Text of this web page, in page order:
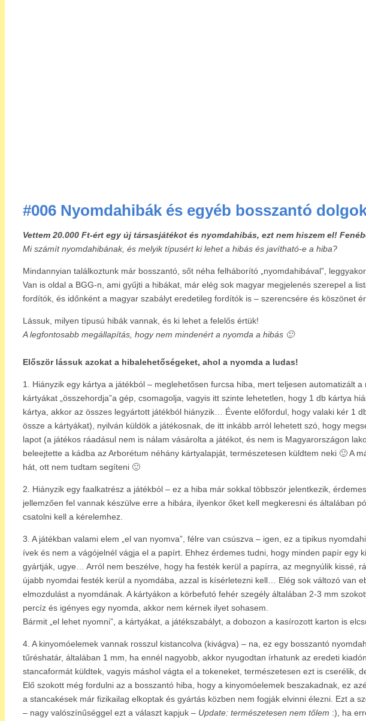
#006 Nyomdahibák és egyéb bosszantó
Vettem 20.000 Ft-ért egy új társasjátékot és nyomdahibás, ezt nem hiszem el!
Mi számít nyomdahibának, és melyik típusért ki lehet a hibás és javítható-e a hiba?
Mindannyian találkoztunk már bosszantó, sőt néha felháborító „nyomdahibával”,
Van is oldal a BGG-n, ami gyűjti a hibákat, már elég sok magyar megjelenés szerepel a
fordítók, és időnként a magyar szabályt eredetileg fordítók is – szerencsére és köszönet
Lássuk, milyen típusú hibák vannak, és ki lehet a felelős értük!
A legfontosabb megállapítás, hogy nem mindenért a nyomda a hibás 🙂
Először lássuk azokat a hibalehetőségeket, ahol a nyomda a ludas!
1. Hiányzik egy kártya a játékból – meglehetősen furcsa hiba, mert teljesen automatizált
kártyákat „összehordja”a gép, csomagolja, vagyis itt szinte lehetetlen, hogy 1 db kártya
kártya, akkor az összes legyártott játékból hiányzik… Évente előfordul, hogy valaki kér 1
össze a kártyákat), nyilván küldök a játékosnak, de itt inkább arról lehetett szó, hogy
lapot (a játékos ráadásul nem is nálam vásárolta a játékot, és nem is Magyarországon
beleejtette a kádba az Arborétum néhány kártyalapját, természetesen küldtem neki 🙂 A
hát, ott nem tudtam segíteni 🙂
2. Hiányzik egy faalkatrész a játékból – ez a hiba már sokkal többször jelentkezik,
jellemzően fel vannak készülve erre a hibára, ilyenkor őket kell megkeresni és általában
csatolni kell a kérelemhez.
3. A játékban valami elem „el van nyomva”, félre van csúszva – igen, ez a tipikus
ívek és nem a vágójelnél vágja el a papírt. Ehhez érdemes tudni, hogy minden papír
gyártják, ugye… Arról nem beszélve, hogy ha festék kerül a papírra, az megnyúlik kissé,
újabb nyomdai festék kerül a nyomdába, azzal is kísérletezni kell… Elég sok változó van
elmozdulást a nyomdának. A kártyákon a körbefutó fehér szegély általában 2-3 mm
percíz és igényes egy nyomda, akkor nem kérnek ilyet sohasem.
Bármit „el lehet nyomni”, a kártyákat, a játékszabályt, a dobozon a kasírozott karton is
4. A kinyomóelemek vannak rosszul kistancolva (kivágva) – na, ez egy bosszantó
tűréshatár, általában 1 mm, ha ennél nagyobb, akkor nyugodtan írhatunk az eredeti
stancaformát küldtek, vagyis máshol vágta el a tokeneket, természetesen ezt is cserélik,
Elő szokott még fordulni az a bosszantó hiba, hogy a kinyomóelemek beszakadnak, ez
a stancakések már fizikailag elkoptak és gyártás közben nem fogják elvinni élezni. Ezt a
– nagy valószínűséggel ezt a választ kapjuk – Update: természetesen nem tőlem :), ha